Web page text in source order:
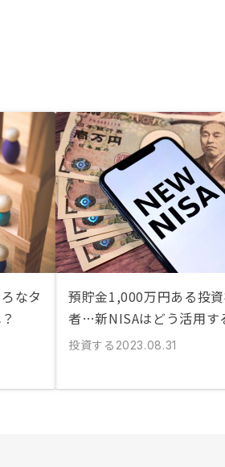
なタ
預貯金1,000万円ある投
者…新NISAはどう活用す
投資する 2023.08.31